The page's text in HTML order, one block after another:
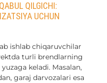
QILGICHI:
UCHUN
ishlab chiqaruvchilar
turli brendlarning
keladi. Masalan,
garaj darvozalari esa